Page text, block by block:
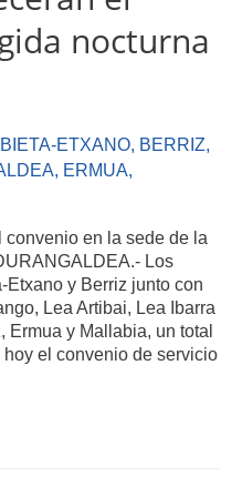
nocturna
ETXANO, BERRIZ,
, ERMUA,
convenio en la sede de la
Los
y Berriz junto con
Lea Artibai, Lea Ibarra
y Mallabia, un total
el convenio de servicio